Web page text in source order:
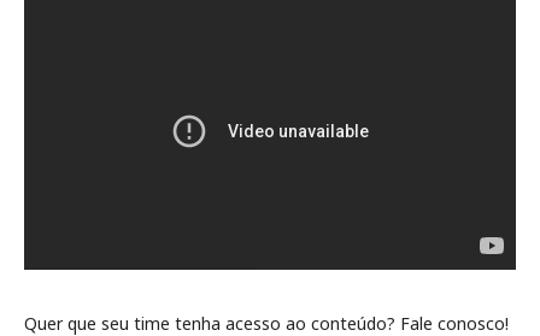
Quer que seu time tenha acesso ao conteúdo? Fale conosco!